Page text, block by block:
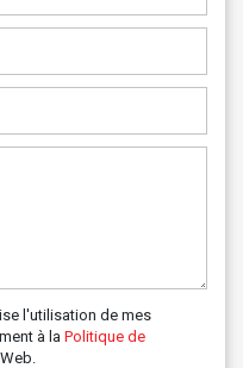
l'utilisation de mes
à la Politique de